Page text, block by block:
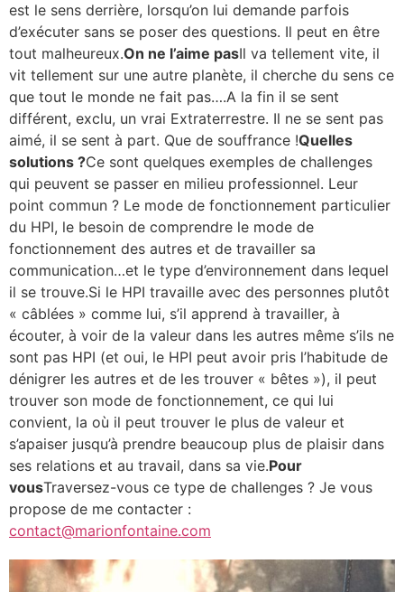
est le sens derrière, lorsqu’on lui demande parfois
d’exécuter sans se poser des questions. Il peut en être
tout malheureux.On ne l’aime pasIl va tellement vite, il
vit tellement sur une autre planète, il cherche du sens ce
que tout le monde ne fait pas….A la fin il se sent
différent, exclu, un vrai Extraterrestre. Il ne se sent pas
aimé, il se sent à part. Que de souffrance !Quelles
solutions ?Ce sont quelques exemples de challenges
qui peuvent se passer en milieu professionnel. Leur
point commun ? Le mode de fonctionnement particulier
du HPI, le besoin de comprendre le mode de
fonctionnement des autres et de travailler sa
communication…et le type d’environnement dans lequel
il se trouve.Si le HPI travaille avec des personnes plutôt
« câblées » comme lui, s’il apprend à travailler, à
écouter, à voir de la valeur dans les autres même s’ils ne
sont pas HPI (et oui, le HPI peut avoir pris l’habitude de
dénigrer les autres et de les trouver « bêtes »), il peut
trouver son mode de fonctionnement, ce qui lui
convient, la où il peut trouver le plus de valeur et
s’apaiser jusqu’à prendre beaucoup plus de plaisir dans
ses relations et au travail, dans sa vie.Pour
vousTraversez-vous ce type de challenges ? Je vous
propose de me contacter :
contact@marionfontaine.com